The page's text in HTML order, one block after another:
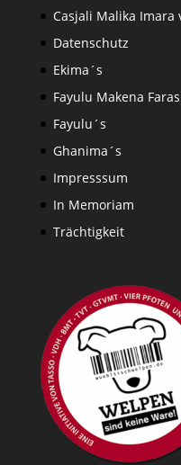
Casjali Malika Imara
Datenschutz
Ekima´s
Fayulu Makena
Fayulu´s
Ghanima´s
Impresssum
In Memoriam
Trächtigkeit